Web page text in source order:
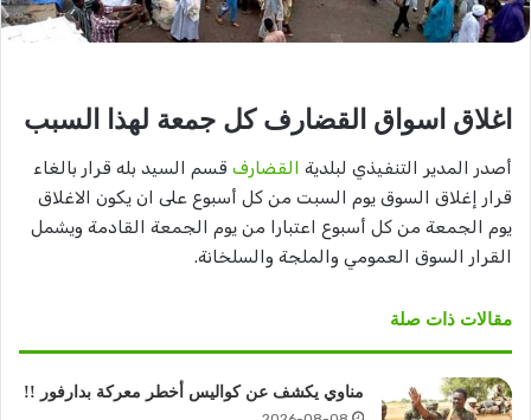
اغلاق اسواق القضارف كل جمعة لهذا السبب
أصدر المدير التنفيذي لبلدية القضارف قسم السيد بله قرار بالغاء
قرار إغلاق السوق يوم السبت من كل أسبوع على ان يكون الاغلاق
يوم الجمعة من كل أسبوع اعتبارا من يوم الجمعة القادمة ويشمل
القرار السوق العمومي والملجة والسلخانة.
مقالات ذات صلة
مناوي يكشف عن كواليس أخطر معركة بدارفور !!